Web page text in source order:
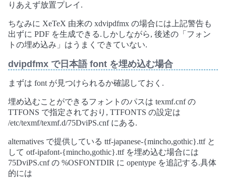
りあえず放置プレイ.
ちなみに XeTeX 由来の xdvipdfmx の場合には上記警告も
出ずに PDF を生成できる.しかしながら, 後述の「フォン
トの埋め込み」はうまくできていない.
dvipdfmx で日本語 font を埋め込む場合
まずは font が見つけられるか確認しておく.
埋め込むことができるフォントのパスは texmf.cnf の
TTFONS で指定されており, TTFONTS の設定は
/etc/texmf/texmf.d/75DviPS.cnf にある.
alternatives で提供している ttf-japanese-{mincho,gothic}.ttf と
して otf-ipafont-{mincho,gothic}.ttf を埋め込む場合には
75DviPS.cnf の %OSFONTDIR に opentype を追記する.具体
的には